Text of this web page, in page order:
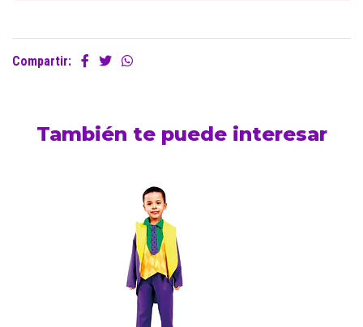
Compartir:
También te puede interesar